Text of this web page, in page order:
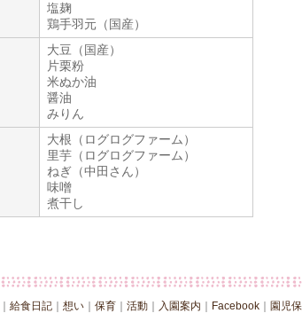
塩麹
鶏手羽元（国産）
大豆（国産）
片栗粉
米ぬか油
醤油
みりん
大根（ログログファーム）
里芋（ログログファーム）
ねぎ（中田さん）
味噌
煮干し
給食日記 想い 保育 活動 入園案内 Facebook 園児